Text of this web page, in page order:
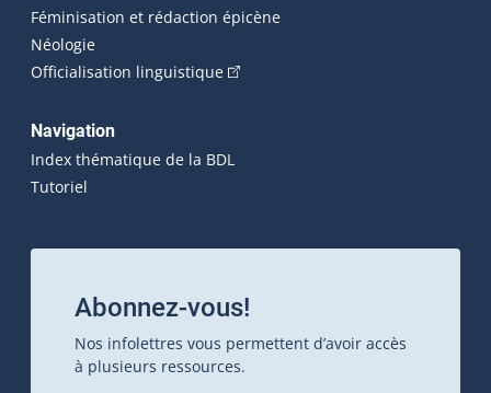
Féminisation et rédaction épicène
Néologie
Officialisation linguistique(Cet hyperlien externe s'ouvrira
Navigation
Index thématique de la BDL
Tutoriel
Abonnez-vous!
Nos infolettres vous permettent d’avoir accès
à plusieurs ressources.